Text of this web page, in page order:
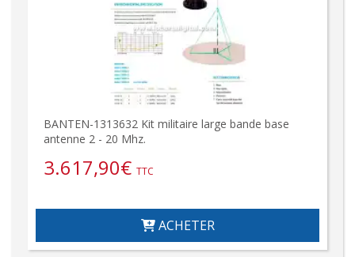
BANTEN-1313632 Kit militaire large bande base
antenne 2 - 20 Mhz.
3.617,90€ TTC
ACHETER